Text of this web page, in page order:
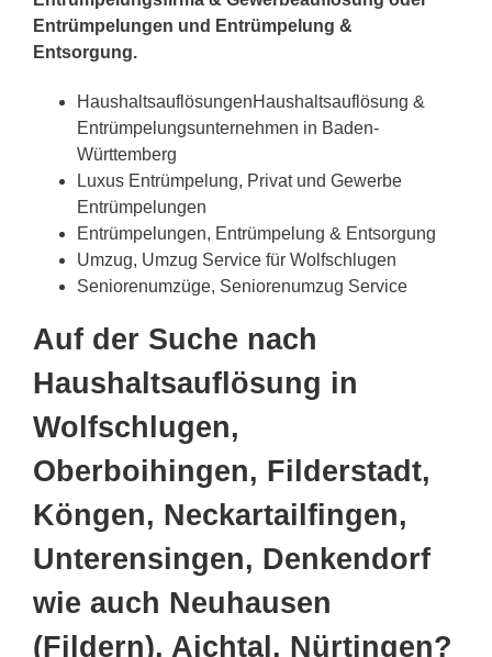
Entrümpelungen und Entrümpelung &
Entsorgung.
HaushaltsauflösungenHaushaltsauflösung &
Entrümpelungsunternehmen in Baden-
Württemberg
Luxus Entrümpelung, Privat und Gewerbe
Entrümpelungen
Entrümpelungen, Entrümpelung & Entsorgung
Umzug, Umzug Service für Wolfschlugen
Seniorenumzüge, Seniorenumzug Service
Auf der Suche nach
Haushaltsauflösung in
Wolfschlugen,
Oberboihingen, Filderstadt,
Köngen, Neckartailfingen,
Unterensingen, Denkendorf
wie auch Neuhausen
(Fildern), Aichtal, Nürtingen?